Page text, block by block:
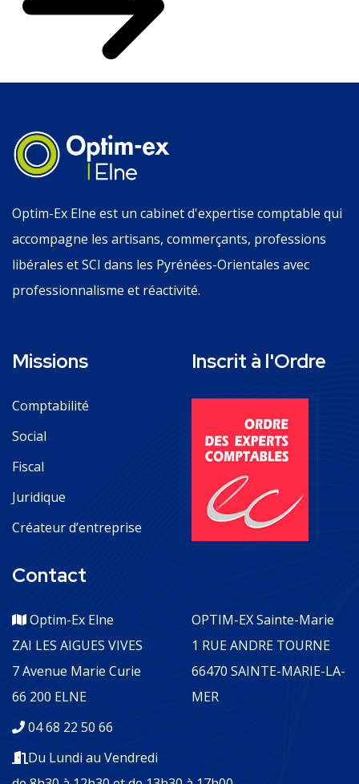
Optim-Ex Elne est un cabinet d'expertise comptable qui
accompagne les artisans, commerçants, professions
libérales et SCI dans les Pyrénées-Orientales avec
professionnalisme et réactivité.
Missions
Comptabilité
Social
Fiscal
Juridique
Créateur d’entreprise
Inscrit à l'Ordre
Contact
Optim-Ex Elne
ZAI LES AIGUES VIVES
7 Avenue Marie Curie
66 200 ELNE
OPTIM-EX Sainte-Marie
1 RUE ANDRE TOURNE
66470 SAINTE-MARIE-LA-
MER
04 68 22 50 66
Du Lundi au Vendredi